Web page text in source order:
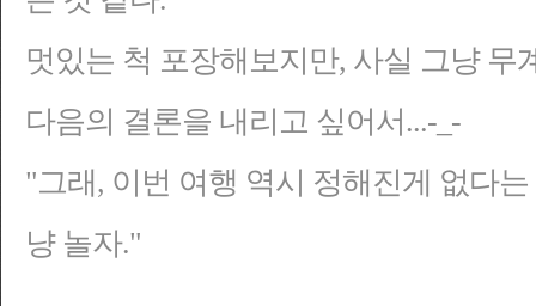
멋있는 척 포장해보지만, 사실 그냥 무
다음의 결론을 내리고 싶어서...-_-
"그래, 이번 여행 역시 정해진게 없다
냥 놀자."